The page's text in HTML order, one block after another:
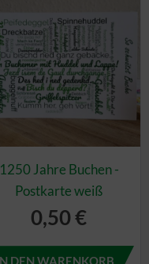
1250 Jahre Buchen -
Postkarte weiß
0,50 €